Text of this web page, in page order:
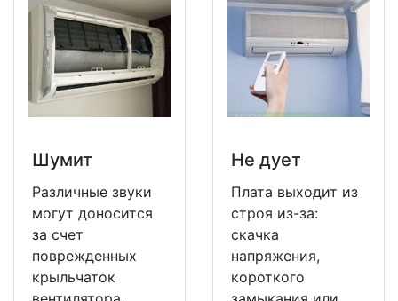
Шумит
Различные звуки
могут доносится
за счет
поврежденных
крыльчаток
Не дует
Плата выходит из
строя из-за:
скачка
напряжения,
короткого